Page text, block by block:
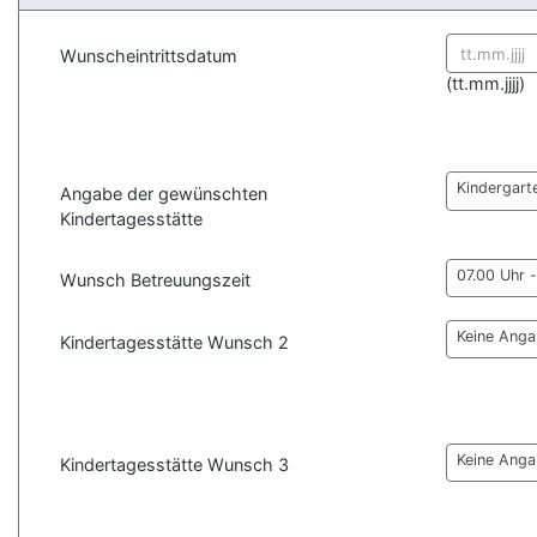
Wunscheintrittsdatum
(Datum
tt.mm.jjjj)
Angabe der gewünschten
Kindertagesstätte
Wunsch Betreuungszeit 07.00 Uhr
Kindertagesstätte Wunsch 2 Keine
Kindertagesstätte Wunsch 3 Keine